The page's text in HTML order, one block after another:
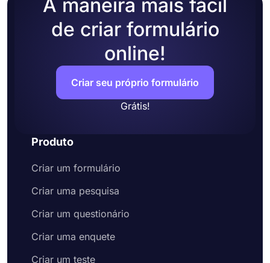
A maneira mais fácil
de criar formulário
online!
Criar seu próprio formulário
Grátis!
Produto
Criar um formulário
Criar uma pesquisa
Criar um questionário
Criar uma enquete
Criar um teste